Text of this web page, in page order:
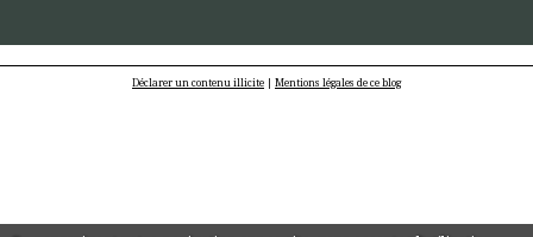
Déclarer un contenu illicite | Mentions légales de ce blog